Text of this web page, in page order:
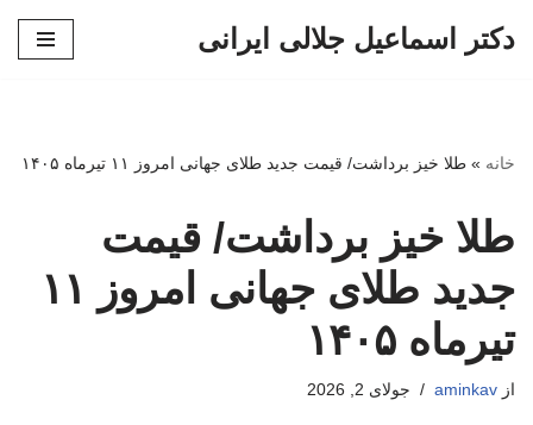
دکتر اسماعیل جلالی ایرانی
خانه » طلا خیز برداشت/ قیمت جدید طلای جهانی امروز ۱۱ تیرماه ۱۴۰۵
طلا خیز برداشت/ قیمت
جدید طلای جهانی امروز ۱۱
تیرماه ۱۴۰۵
از aminkav جولای 2, 2026